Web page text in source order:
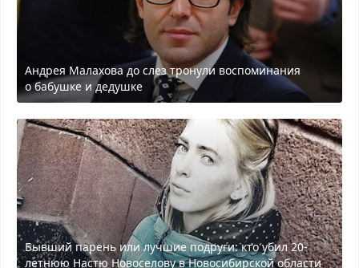
Андрея Малахова до слез тронули воспоминания
о бабушке и дедушке
Бывший парень или лучшие подруги: кто убил 20-
летнюю Настю Новоселову в Новосибирской области